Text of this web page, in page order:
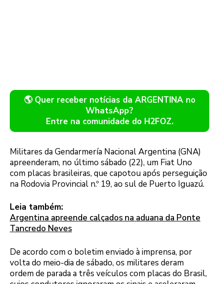
🌎 Quer receber notícias da ARGENTINA no
WhatsApp?
Entre na comunidade do H2FOZ.
Militares da Gendarmería Nacional Argentina (GNA)
apreenderam, no último sábado (22), um Fiat Uno
com placas brasileiras, que capotou após perseguição
na Rodovia Provincial n.º 19, ao sul de Puerto Iguazú.
Leia também:
Argentina apreende calçados na aduana da Ponte
Tancredo Neves
De acordo com o boletim enviado à imprensa, por
volta do meio-dia de sábado, os militares deram
ordem de parada a três veículos com placas do Brasil,